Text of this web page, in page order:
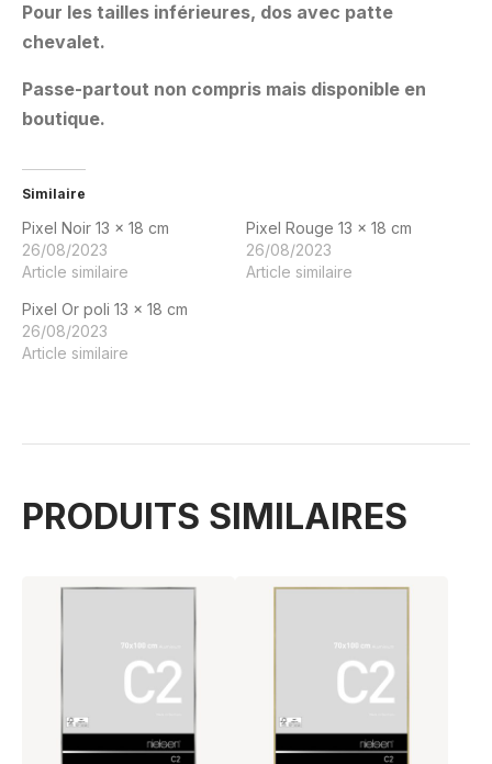
Pour les tailles inférieures, dos avec patte
chevalet.
Passe-partout non compris mais disponible en
boutique.
Similaire
Pixel Noir 13 x 18 cm
26/08/2023
Article similaire
Pixel Rouge 13 x 18 cm
26/08/2023
Article similaire
Pixel Or poli 13 x 18 cm
26/08/2023
Article similaire
PRODUITS SIMILAIRES